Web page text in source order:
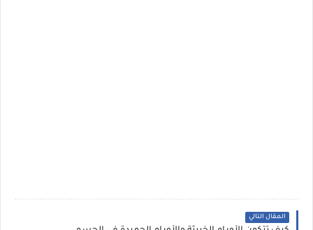
المقال التالي